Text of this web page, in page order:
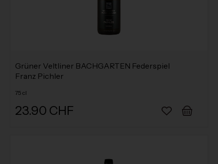
Grüner Veltliner BACHGARTEN Federspiel
Franz Pichler
75 cl
23.90 CHF